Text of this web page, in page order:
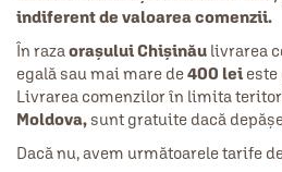
indiferent de valoarea comenzii.
În razaorașului Chișinău livrarea
egală sau mai mare de400 lei
Livrarea comenzilor în limita
Moldova, sunt gratuite dacă
Dacă nu, avem următoarele tarife